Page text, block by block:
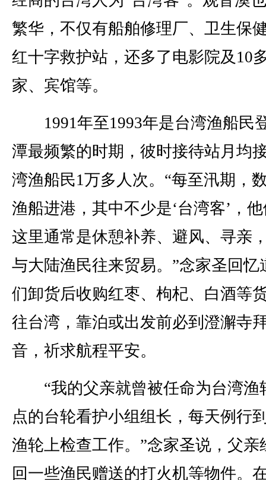
繁华，不仅有船舶修理厂、卫生保
红十字救护站，还多了电影院及10
家、宾馆等。
1991年至1993年是台湾渔船民
潭最频繁的时期，彼时接待站月均
湾渔船民1万多人次。“每至汛期，
渔船进港，其中不少是‘台湾客’，
这里通常是休憩补养、避风、寻亲
与大陆渔民往来贸易。”念家圣回忆
们卸货后收购红枣、枸杞、白酒等
往台湾，靠泊或出发前必到澄澥寺
音，祈求航程平安。
“我的父亲就曾被任命为台湾渔
点的台轮看护小组组长，每天例行
渔轮上检查工作。”念家圣说，父亲
回一些渔民赠送的打火机等物件。